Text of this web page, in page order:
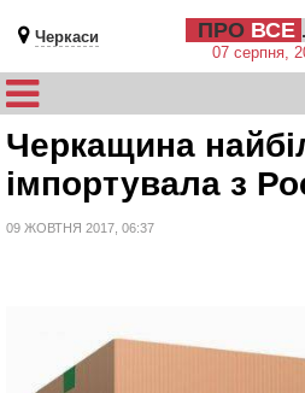
Черкаси ПРО ВСЕ
07 серпня,
Черкащина
імпортувала з
09 ЖОВТНЯ 2017, 06:37